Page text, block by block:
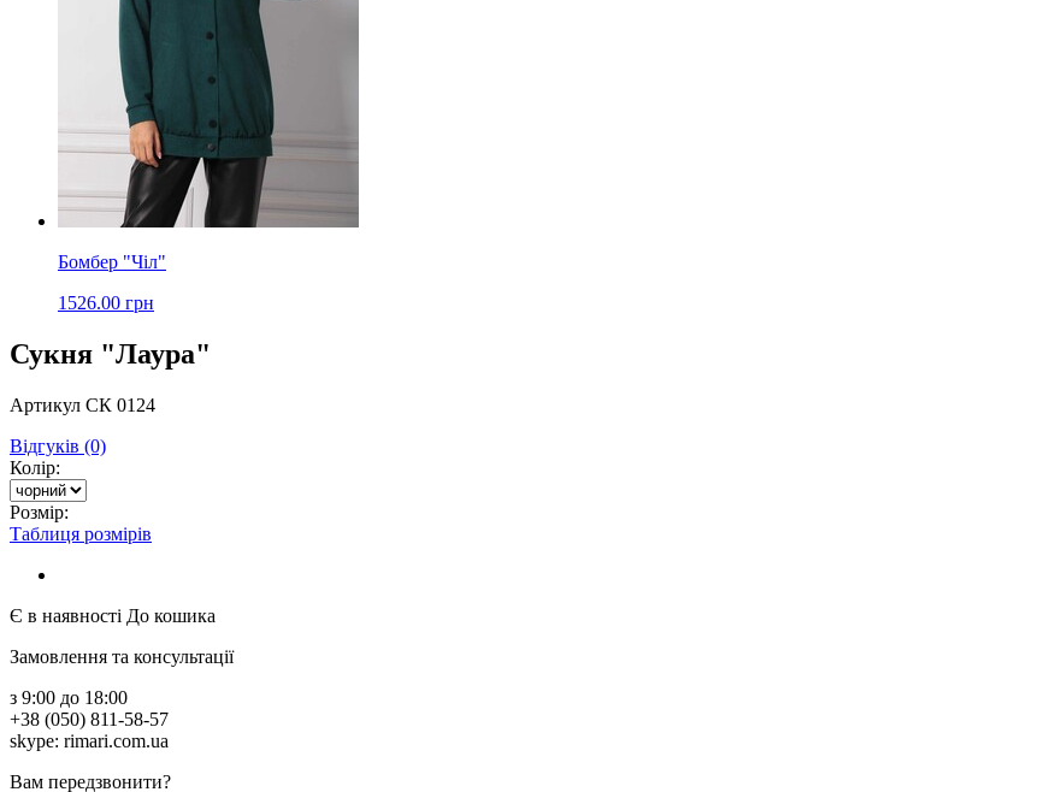
Бомбер "Чіл"
1526.00 грн
Сукня "Лаура"
Артикул СК 0124
Відгуків (0)
Колір:
Розмір:
Таблиця розмірів
Є в наявності До кошика
Замовлення та консультації
з 9:00 до 18:00
+38 (050) 811-58-57
skype: rimari.com.ua
Вам передзвонити?